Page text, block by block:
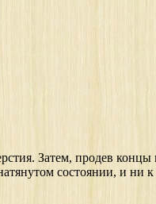
Затем, продев
состоянии, и ни